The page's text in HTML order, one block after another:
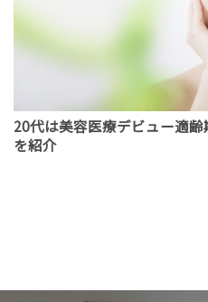
20代は美容医療デビュー適
を紹介